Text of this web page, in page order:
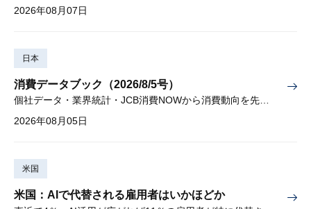
2026年08月07日
日本
消費データブック（2026/8/5号）
個社データ・業界統計・JCB消費NOWから消費動向を先取り
2026年08月05日
米国
米国：AIで代替される雇用者はいかほどか